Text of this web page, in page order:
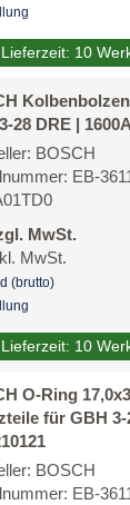
Lieferzeit: 10
28 DRE |
BOSCH
EB-
MwSt.
MwSt.
(brutto)
Lieferzeit: 10
O-Ring
für GBH 3-
BOSCH
EB-